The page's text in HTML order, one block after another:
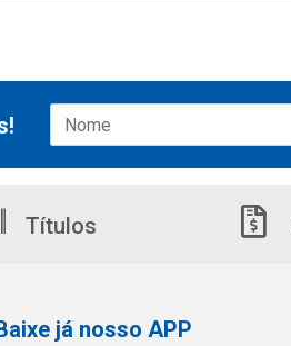
Títulos
já nosso APP